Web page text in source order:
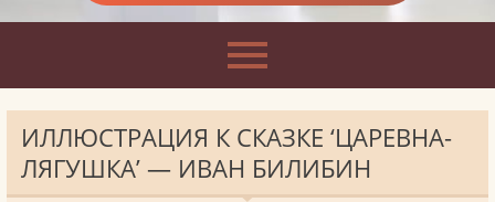
ИЛЛЮСТРАЦИЯ К СКАЗКЕ ‘ЦАРЕВНА-
ЛЯГУШКА’ — ИВАН БИЛИБИН